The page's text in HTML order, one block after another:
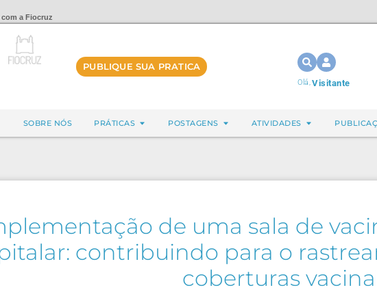
com a Fiocruz
PUBLIQUE SUA PRATICA
Olá,Visitante
SOBRE NÓS PRÁTICAS POSTAGENS ATIVIDADES
de uma sala de
contribuindo para o
coberturas